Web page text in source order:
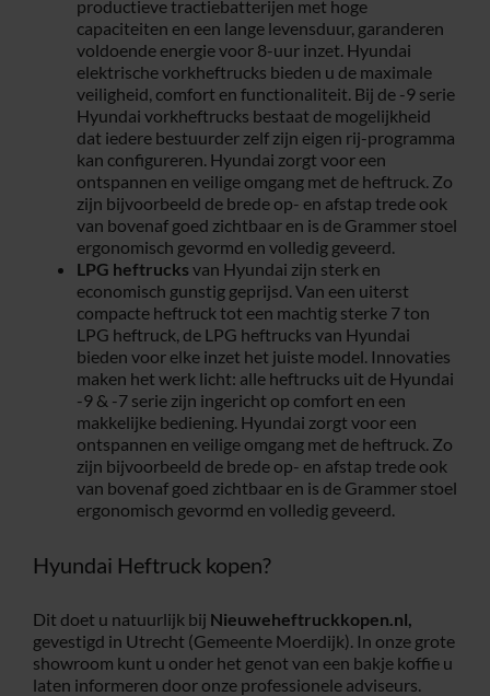
productieve tractiebatterijen met hoge
capaciteiten en een lange levensduur, garanderen
voldoende energie voor 8-uur inzet. Hyundai
elektrische vorkheftrucks bieden u de maximale
veiligheid, comfort en functionaliteit. Bij de -9 serie
Hyundai vorkheftrucks bestaat de mogelijkheid
dat iedere bestuurder zelf zijn eigen rij-programma
kan configureren. Hyundai zorgt voor een
ontspannen en veilige omgang met de heftruck. Zo
zijn bijvoorbeeld de brede op- en afstap trede ook
van bovenaf goed zichtbaar en is de Grammer stoel
ergonomisch gevormd en volledig geveerd.
LPG heftrucks van Hyundai zijn sterk en
economisch gunstig geprijsd. Van een uiterst
compacte heftruck tot een machtig sterke 7 ton
LPG heftruck, de LPG heftrucks van Hyundai
bieden voor elke inzet het juiste model. Innovaties
maken het werk licht: alle heftrucks uit de Hyundai
-9 & -7 serie zijn ingericht op comfort en een
makkelijke bediening. Hyundai zorgt voor een
ontspannen en veilige omgang met de heftruck. Zo
zijn bijvoorbeeld de brede op- en afstap trede ook
van bovenaf goed zichtbaar en is de Grammer stoel
ergonomisch gevormd en volledig geveerd.
Hyundai Heftruck kopen?
Dit doet u natuurlijk bij Nieuweheftruckkopen.nl,
gevestigd in Utrecht (Gemeente Moerdijk). In onze grote
showroom kunt u onder het genot van een bakje koffie u
laten informeren door onze professionele adviseurs.